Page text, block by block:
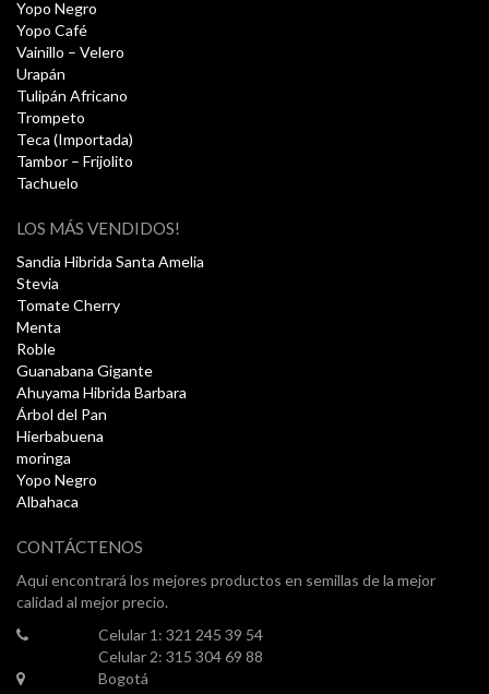
Yopo Negro
Yopo Café
Vainillo – Velero
Urapán
Tulipán Africano
Trompeto
Teca (Importada)
Tambor – Frijolito
Tachuelo
LOS MÁS VENDIDOS!
Sandia Hibrida Santa Amelia
Stevia
Tomate Cherry
Menta
Roble
Guanabana Gigante
Ahuyama Hibrida Barbara
Árbol del Pan
Hierbabuena
moringa
Yopo Negro
Albahaca
CONTÁCTENOS
Aqui encontrará los mejores productos en semillas de la mejor
calidad al mejor precio.
Celular 1: 321 245 39 54
Celular 2: 315 304 69 88
Bogotá